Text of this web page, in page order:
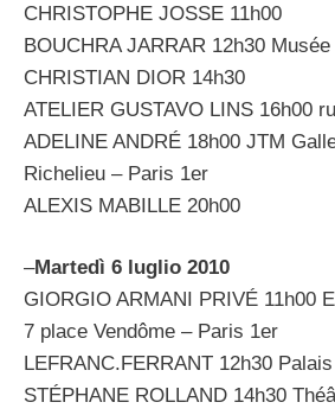
CHRISTOPHE JOSSE 11h00
BOUCHRA JARRAR 12h30
CHRISTIAN DIOR 14h30
ATELIER GUSTAVO LINS 16h00
ADELINE ANDRÉ 18h00 JTM
Richelieu – Paris 1er
ALEXIS MABILLE 20h00
–Martedì 6 luglio 2010
GIORGIO ARMANI PRIVÉ 11h00
7 place Vendôme – Paris 1er
LEFRANC.FERRANT 12h30
STÉPHANE ROLLAND 14h30